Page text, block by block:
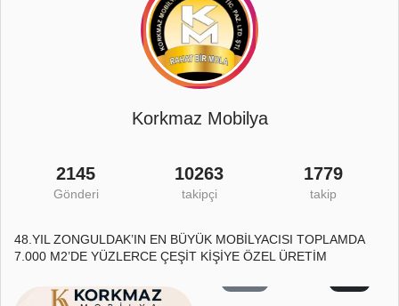
Korkmaz Mobilya
2145
Gönderi
10263
takipçi
1779
takip
48.YIL ZONGULDAK’IN EN BÜYÜK MOBİLYACISI TOPLAMDA
7.000 M2’DE YÜZLERCE ÇEŞİT KİŞİYE ÖZEL ÜRETİM